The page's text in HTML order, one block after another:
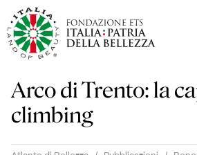
Arco di Trento: la
climbing